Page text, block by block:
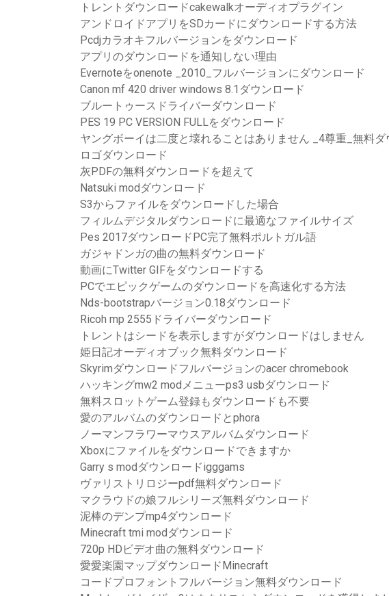
トレントダウンロードcakewalkオーディオプラグイン
アンドロイドアプリをSDカードにダウンロードする方法
Pcdjカラオキフルバージョンをダウンロード
アプリのダウンロードを通知しない理由
Evernoteをonenote _2010_フルバージョンにダウンロード
Canon mf 420 driver windows 8.1ダウンロード
ブルートゥースドライバーダウンロード
PES 19 PC VERSION FULLをダウンロード
ヤングボーイは二度と壊れることはありません _4尊重_無料ダ
ロゴダウンロード
灰PDFの無料ダウンロードを超えて
Natsuki modダウンロード
S3からファイルをダウンロードした場合
フィルムデジタルダウンロードに最適なファイルサイズ
Pes 2017ダウンロードPC完了無料ポルトガル語
ガジャドンガの曲の無料ダウンロード
動画にTwitter GIFをダウンロードする
PCでエピックゲームのダウンロードを高速化する方法
Nds-bootstrapバージョン0.18ダウンロード
Ricoh mp 2555ドライバーダウンロード
トレントはシードを表示しますがダウンロードはしません
姫日記オーディオブック無料ダウンロード
Skyrimダウンロードフルバージョンのacer chromebook
ハッキングmw2 modメニューps3 usbダウンロード
無料スロットゲーム登録もダウンロードも不要
愛のアルバムのダウンロードとphora
ノーマンフラワーマウスアルバムダウンロード
Xboxにファイルをダウンロードできますか
Garry s modダウンロードigggams
ヴァリストリロジーpdf無料ダウンロード
マクラウドの娘フルシリーズ無料ダウンロード
泥棒のデンプmp4ダウンロード
Minecraft tmi modダウンロード
720p HDビデオ曲の無料ダウンロード
愛愛楽園マップダウンロードMinecraft
コードプロフォントフルバージョン無料ダウンロード